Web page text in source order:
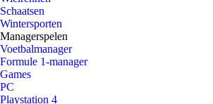
Schaatsen
Wintersporten
Managerspelen
Voetbalmanager
Formule 1-manager
Games
PC
Playstation 4